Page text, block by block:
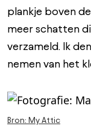
plankje boven
meer schatten
verzameld. Ik
nemen van het
Bron: My Attic